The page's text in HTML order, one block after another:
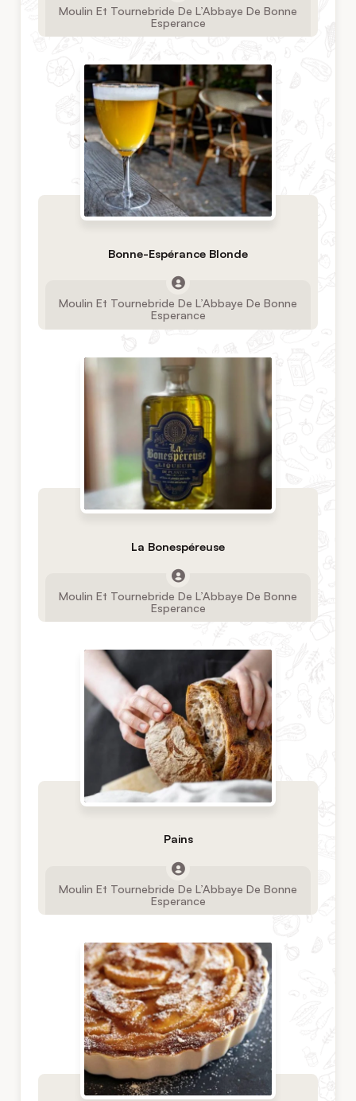
Moulin Et Tournebride De L’Abbaye De Bonne
Esperance
Bonne-Espérance Blonde
Moulin Et Tournebride De L’Abbaye De Bonne
Esperance
La Bonespéreuse
Moulin Et Tournebride De L’Abbaye De Bonne
Esperance
Pains
Moulin Et Tournebride De L’Abbaye De Bonne
Esperance